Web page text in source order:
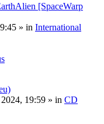
[SpaceWarp
» in International
19:59 » in CD